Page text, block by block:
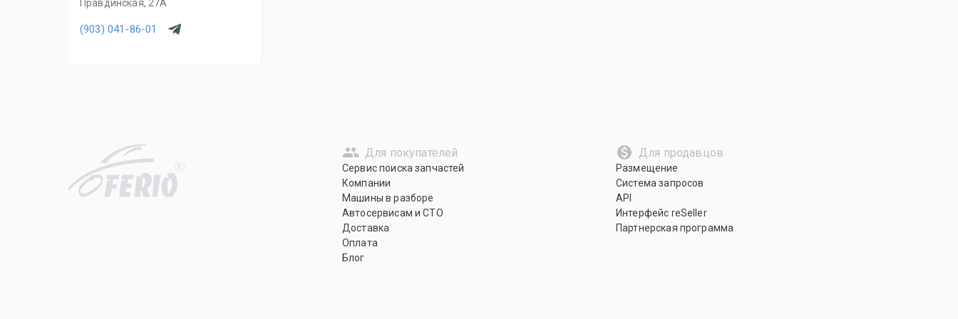
Правдинская, 27А
(903) 041-86-01
R
Для покупателей
Сервис поиска запчастей
Компании
Машины в разборе
Автосервисам и СТО
Доставка
Оплата
Блог
Для продавцов
Размещение
Система запросов
API
Интерфейс reSeller
Партнерская программа